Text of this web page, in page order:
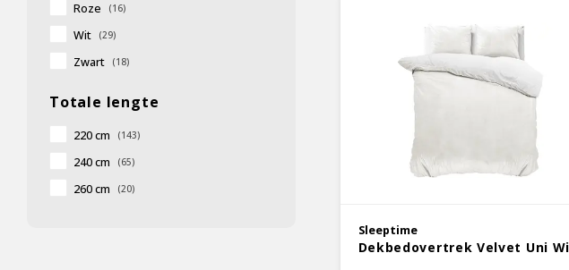
Roze (16)
Wit (29)
Zwart (18)
Totale lengte
220 cm (143)
240 cm (65)
260 cm (20)
Sleeptime
Dekbedovertrek Velvet Uni